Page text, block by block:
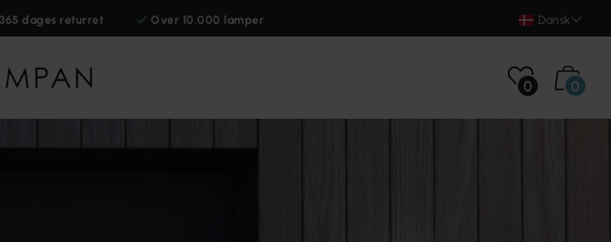
365 dages returret Over 10.000 lamper Dansk
0 0